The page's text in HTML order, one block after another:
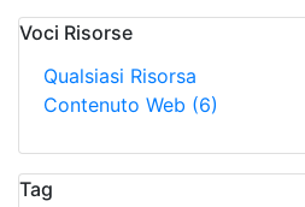
Voci Risorse
Qualsiasi Risorsa
Contenuto Web (6)
Tag